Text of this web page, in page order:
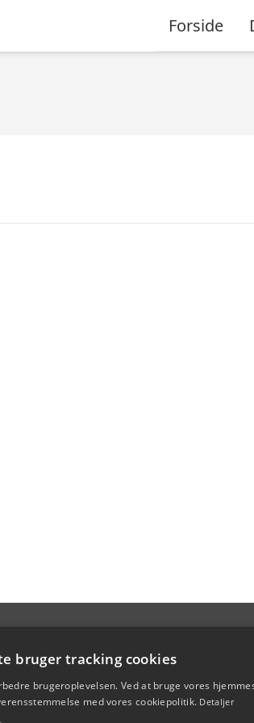
Forside
bruger tracking cookies
brugeroplevelsen. Ved at bruge vores
med vores cookiepolitik. Detaljer